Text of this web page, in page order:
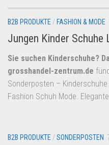
B2B PRODUKTE / FASHION & MODE
Jungen Kinder
Sie suchen Kinderschuhe?
grosshandel-zentrum.de
Sonderposten –
Fashion Schuh Mode.
B2B PRODUKTE/SONDERPOSTEN